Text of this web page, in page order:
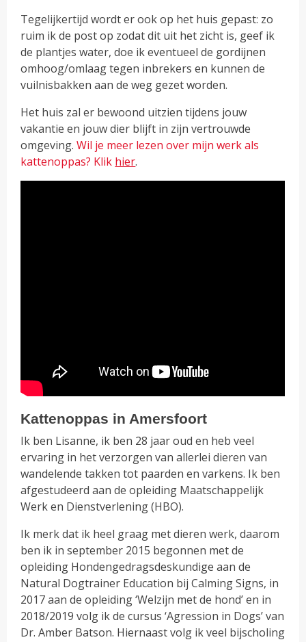
Tegelijkertijd wordt er ook op het huis gepast: zo
ruim ik de post op zodat dit uit het zicht is, geef ik
de plantjes water, doe ik eventueel de gordijnen
omhoog/omlaag tegen inbrekers en kunnen de
vuilnisbakken aan de weg gezet worden.
Het huis zal er bewoond uitzien tijdens jouw
vakantie en jouw dier blijft in zijn vertrouwde
omgeving.Wil je meer lezen over mijn werk als
kattenoppas? Klik hier.
Kattenoppas in Amersfoort
Ik ben Lisanne, ik ben 28 jaar oud en heb veel
ervaring in het verzorgen van allerlei dieren van
wandelende takken tot paarden en varkens. Ik ben
afgestudeerd aan de opleiding Maatschappelijk
Werk en Dienstverlening (HBO).
Ik merk dat ik heel graag met dieren werk, daarom
ben ik in september 2015 begonnen met de
opleiding Hondengedragsdeskundige aan de
Natural Dogtrainer Education bij Calming Signs, in
2017 aan de opleiding ‘Welzijn met de hond’ en in
2018/2019 volg ik de cursus ‘Agression in Dogs’ van
Dr. Amber Batson. Hiernaast volg ik veel bijscholing